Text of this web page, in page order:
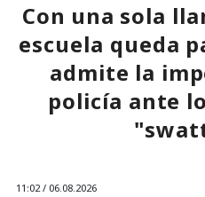
Mini Shai-
440
suman
Con una sola
escuela queda
admite la
policía ante
11:02 / 06.08.2026